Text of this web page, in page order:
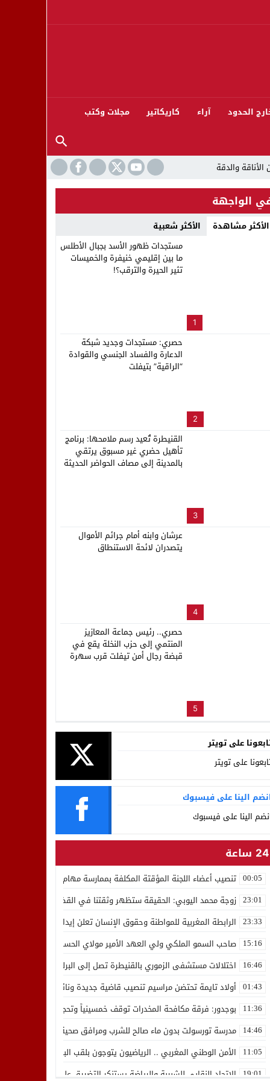
الحدود آراء كاريكاتير مجلات وكتب
الواجهة
الأكثر مشاهدة الأكثر شعبية
1
مستجدات ظهور الأسد بجبال الأطلس
ما بين إقليمي خنيفرة والخميسات
تثير الحيرة والترقب؟!
2
حصري: مستجدات وجديد شبكة
الدعارة والفساد الجنسي والقوادة
“الراقية” بتيفلت
3
القنيطرة تُعيد رسم ملامحها: برنامج
تأهيل حضري غير مسبوق يرتقي
بالمدينة إلى مصاف الحواضر الحديثة
4
عرشان وابنه أمام جرائم الأموال
يتصدران لائحة الاستنطاق
5
حصري.. رئيس جماعة المعازيز
المنتمي إلى حزب النخلة يقع في
قبضة رجال أمن تيفلت قرب سهرة
على تويتر
على تويتر
الينا على فيسبوك
الينا على فيسبوك
24 ساعة
00:05 تنصيب أعضاء اللجنة المؤقتة المكلفة بممارسة مهام المجلس الوطني
23:01 زوجة محمد اليوبي: الحقيقة ستظهر وثقتنا في القضاء ثابتة
23:33 الرابطة المغربية للمواطنة وحقوق الإنسان تعلن إيداع رئيسها
15:16 صاحب السمو الملكي ولي العهد الأمير مولاي الحسن يدشن “برج
16:46 اختلالات مستشفى الزموري بالقنيطرة تصل إلى البرلمان واستقالة
01:43 أولاد تايمة تحتضن مراسيم تنصيب قاضية جديدة ونائب لوكيل الملك
11:36 بوجدور: فرقة مكافحة المخدرات توقف خمسينياً وتحجز 10 كيلوغرامات من الشيرا
14:46 مدرسة تورسولت بدون ماء صالح للشرب ومرافق صحية في وضعية
11:05 الأمن الوطني المغربي .. الرياضيون يتوجون بلقب البطولة العربية
19:01 الاتحاد النقابي للشبيبة والرياضة يستنكر التضييق على الموظفين